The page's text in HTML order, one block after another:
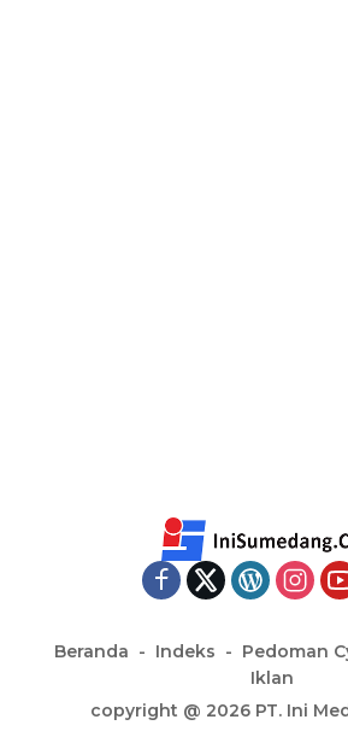
Beranda Indeks Pedoman
Iklan
copyright @ 2026 PT. Ini